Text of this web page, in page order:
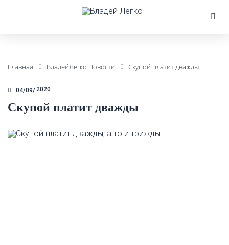
Главная ВладейЛегко Новости Скупой платит дважды
04/09 2020
Скупой платит дважды